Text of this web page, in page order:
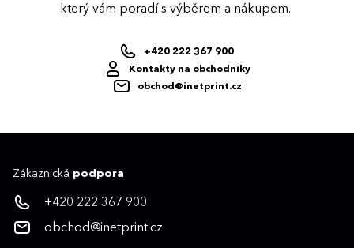
který vám poradí s výběrem a nákupem.
+420 222 367 900
Kontakty na obchodníky
obchod@inetprint.cz
Zákaznická podpora
+420 222 367 900
obchod@inetprint.cz